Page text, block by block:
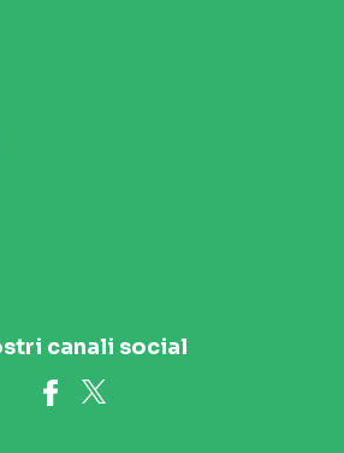
canali social